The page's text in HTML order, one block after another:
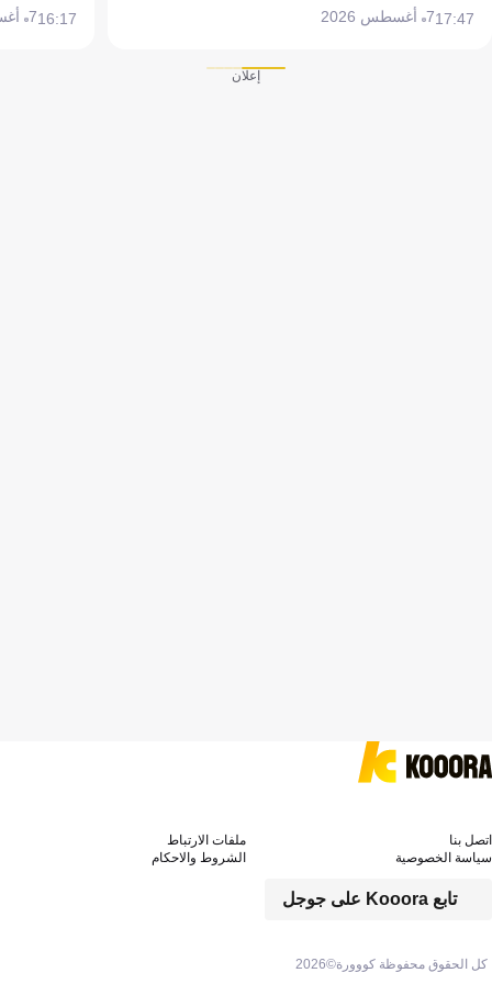
17:477 أغسطس 2026 16:177 أغسطس 2026
إعلان
كل الحقوق محفوظة كووورة©2026
تابع Kooora على جوجل
اتصل بنا
ملفات الارتباط
سياسة الخصوصية
الشروط والاحكام